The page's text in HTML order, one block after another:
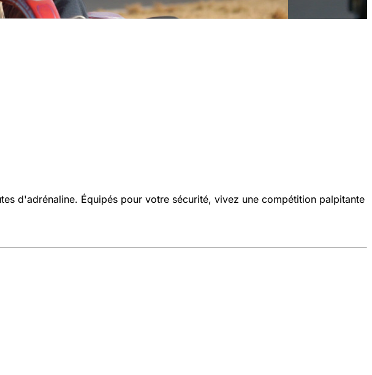
d'adrénaline. Équipés pour votre sécurité, vivez une compétition palpitante